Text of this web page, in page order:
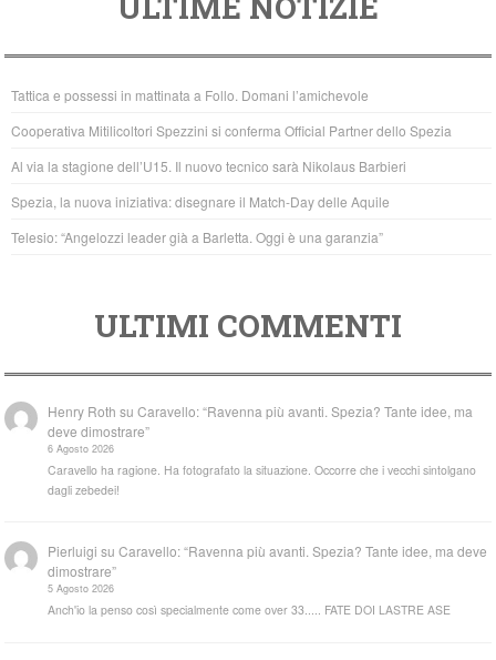
e
b
o
o
k
er
at
s
A
p
p
Tattica e possessi in mattinata a Follo. Domani l’amichevole
Cooperativa Mitilicoltori Spezzini si conferma Official Partner dello Spezia
Al via la stagione dell’U15. Il nuovo tecnico sarà Nikolaus Barbieri
Spezia, la nuova iniziativa: disegnare il Match-Day delle Aquile
Telesio: “Angelozzi leader già a Barletta. Oggi è una garanzia”
ULTIMI COMMENTI
Henry Roth suCaravello: “Ravenna più avanti. Spezia? Tante idee, ma
deve dimostrare”
6 Agosto 2026
Caravello ha ragione. Ha fotografato la situazione. Occorre che i vecchi sintolgano
dagli zebedei!
Pierluigi suCaravello: “Ravenna più avanti. Spezia? Tante idee, ma deve
dimostrare”
5 Agosto 2026
Anch'io la penso così specialmente come over 33..... FATE DOI LASTRE ASE